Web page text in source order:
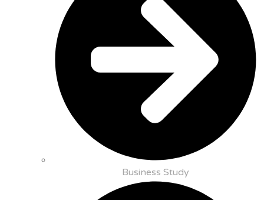
Business Study